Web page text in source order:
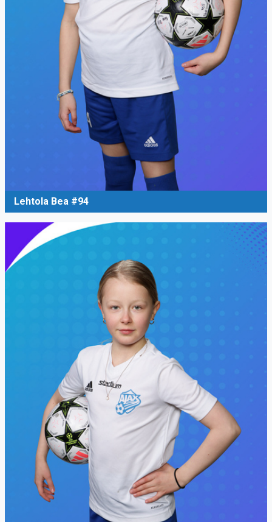
Lehtola Bea #94